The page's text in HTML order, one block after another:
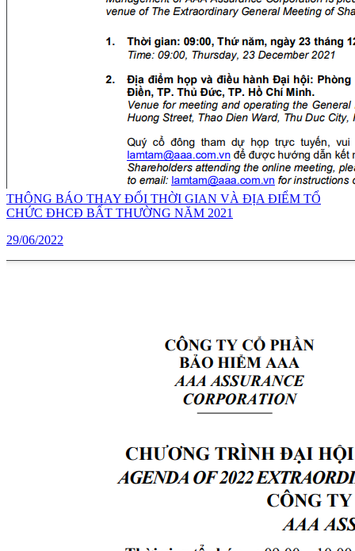
THÔNG BÁO THAY ĐỔI THỜI GIAN VÀ ĐỊA ĐIỂM TỔ
CHỨC ĐHCĐ BẤT THƯỜNG NĂM 2021
29/06/2022